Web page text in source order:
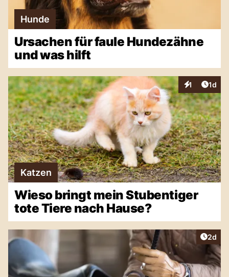
Hunde
Ursachen für faule Hundezähne
und was hilft
1
Interaktionen
1d
Katzen
Wieso bringt mein Stubentiger
tote Tiere nach Hause?
2d